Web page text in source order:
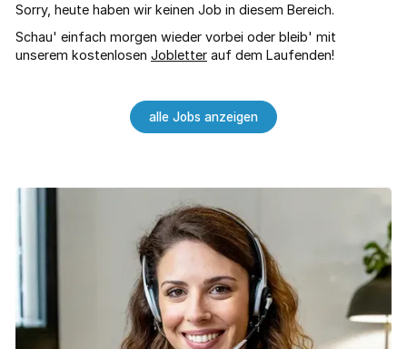
Sorry, heute haben wir keinen Job in diesem Bereich.
Schau' einfach morgen wieder vorbei oder bleib' mit
unserem kostenlosen Jobletter auf dem Laufenden!
alle Jobs anzeigen